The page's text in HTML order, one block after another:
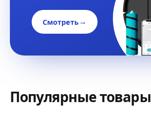
Смотреть→
Популярные товары